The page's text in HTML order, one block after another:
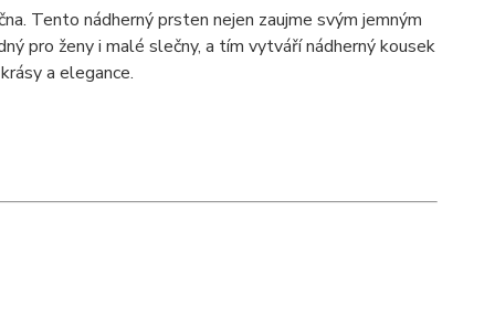
Tento nádherný prsten nejen zaujme svým jemným
pro ženy i malé slečny, a tím vytváří nádherný kousek
a elegance.